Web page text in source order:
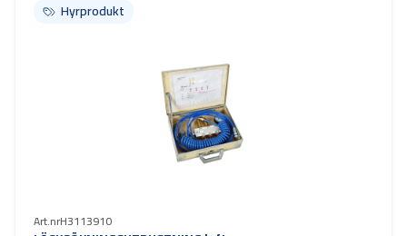
Hyrprodukt
Hyrprodukt
Art.nrH3113910